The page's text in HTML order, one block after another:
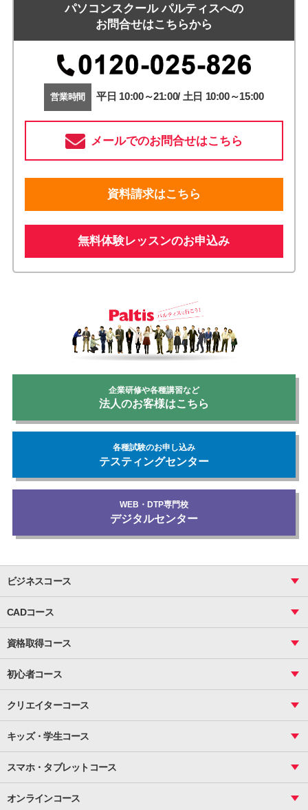
パソコンスクール パルティスへの
お問合せはこちらから
営業時間 平日 10:00～21:00/ 土日 10:00～15:00
メールでのお問合せはこちら
資料請求はこちら
無料体験レッスンのお申込み
企業研修や各種講習など
法人のお客様はこちら
各種試験のお申し込み
テスティングセンター
WEB・DTP専門校
デジタルセンター
ビジネスコース
関数
ピボットテーブル
マクロ
資料作成（基礎）
資料作成（応用）
プレゼンスキル
Word
文書作成（応用）
CADコース
図面作成（基礎）
図面作成（応用）
資格取得コース
VBAエキスパート
ビジネス統計
CS
サーティファイ
初心者コース
案内文書・レター・はがき・POP作成
インターネット活用
メール活用
クリエイターコース
基礎
応用
Illustrator
基礎
応用
キッズ・学生コース
プライマリー（年長～小２）
スタンダード（小３～小６）
マインクラフト（年長～小６）
スマホ・タブレットコース
初めてのLINE
オンラインコース